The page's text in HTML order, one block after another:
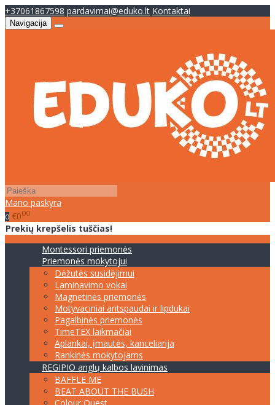
+37061867598 pardavimai@eduko.lt Kontaktai
Navigacija
Mano paskyra
0 €000
Prekių krepšelis tuščias!
Montessori priemonės
Priemonės mokytojui
Dėžutės susidėjimui
Laminavimo vokai
Magnetinės priemonės
Motyvaciniai antspaudai ir lipdukai
Pagalbinės priemonės
TimeTEX laikmačiai
Aplankai, įmautės, kanceliarija
Rankinės mokytojams
REGIPIO anglų kalbos lavinimas
BAFFLE ME
BEAT ABOUT THE BUSH
Colour Quest